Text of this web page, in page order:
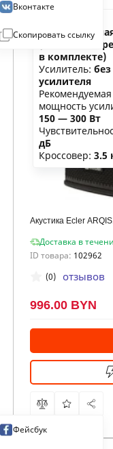
Вконтакте
Скопировать ссылку
Акустика Ecler
Доставка в
ID товара: 102962
Тип:
(настенное
в комплекте)
Усилитель: без
усилителя
Рекомендуемая
мощность
150 — 300 Вт
дБ
Кроссовер: 3.5
(0) отзывов
996.00 BYN
Фейсбук